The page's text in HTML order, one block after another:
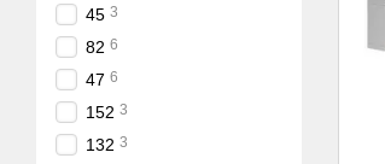
45 3
82 6
47 6
152 3
132 3